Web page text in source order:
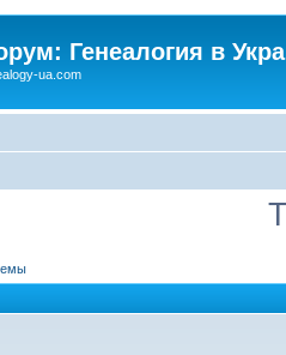
Генеалогия в
ua.com